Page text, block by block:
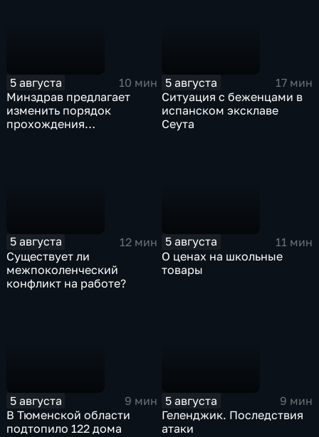
5 августа
10 мин
Минздрав предлагает
изменить порядок
прохождения
5 августа
17 мин
Ситуация с беженцами в
испанском эксклаве
Сеута
5 августа
12 мин
Существует ли
межпоколенческий
конфликт на работе?
5 августа
11 мин
О ценах на школьные
товары
5 августа
9 мин
В Тюменской области
подтопило 122 дома
5 августа
9 мин
Геленджик. Последствия
атаки